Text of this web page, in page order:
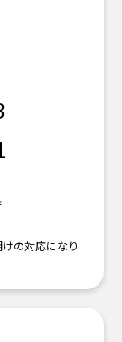
の対応になり